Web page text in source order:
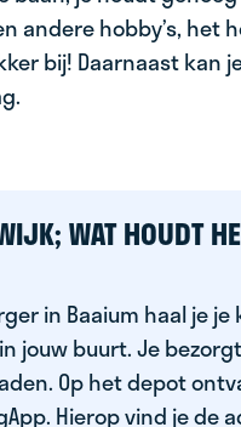
andere hobby’s, het
bij! Daarnaast kan
WAT HOUDT
in Baaium haal je
jouw buurt. Je bezorgt
Op het depot
Hierop vind je de